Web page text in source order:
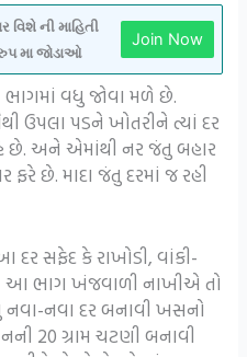
ની માહિતી
મા જોડાઓ
Join Now
વધુ જોવા મળે છે.
ઉપલા પડને ખોતરીને ત્યાં દર
છે. અને એમાંથી નર જંતુ બહાર
છે. માદા જંતુ દરમાં જ રહી
સફેદ કે રાખોડી, વાંકી-
આ ભાગ ખંજવાળી નાખીએ તો
નવા દર બનાવી ખસનો
20 ગ્રામ ચટણી બનાવી